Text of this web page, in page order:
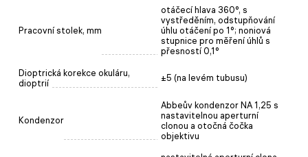
Pracovní stolek, mm
otáčecí hlava 360°, s
vystředěním, odstupňování
úhlu otáčení po 1°; noniová
stupnice pro měření úhlů s
přesností 0,1°
Dioptrická korekce okuláru,
dioptrií
±5 (na levém tubusu)
Kondenzor
Abbeův kondenzor NA 1,25 s
nastavitelnou aperturní
clonou a otočná čočka
objektivu